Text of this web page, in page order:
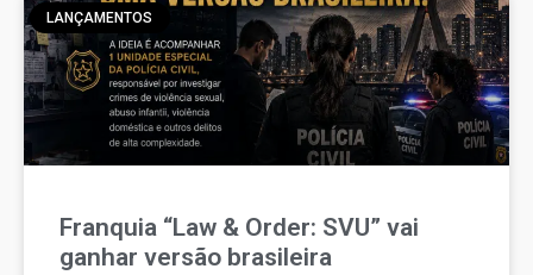
LANÇAMENTOS
Franquia “Law & Order: SVU” vai
ganhar versão brasileira